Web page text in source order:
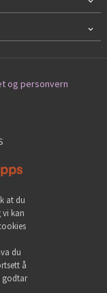
og personvern
at du
vi kan
du
å
godtar